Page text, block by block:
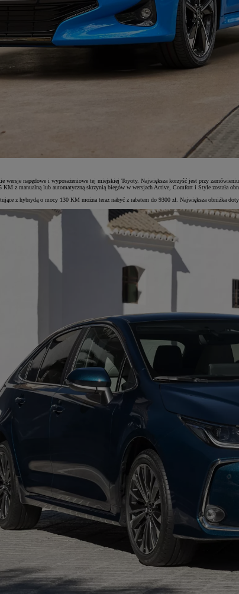
wersje napędowe i wyposażeniowe tej miejskiej Toyoty. Największa korzyść jest przy
z manualną lub automatyczną skrzynią biegów w wersjach Active, Comfort i Style została
z hybrydą o mocy 130 KM można teraz nabyć z rabatem do 9300 zł. Największa obniżka